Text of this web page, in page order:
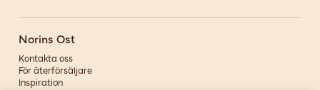
Norins Ost
Kontakta oss
För återförsäljare
Inspiration